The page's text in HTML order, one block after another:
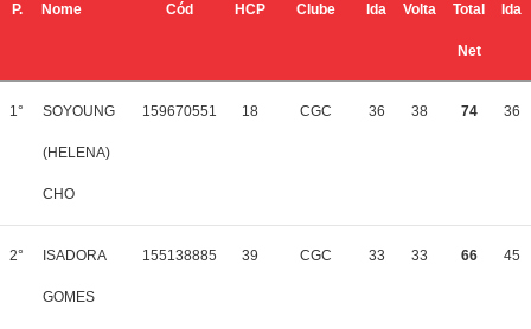
P. Nome Cód HCP Clube Ida Volta Total
Net
Ida
1° SOYOUNG
(HELENA)
CHO
159670551 18 CGC 36 38 74 36
2° ISADORA
GOMES
155138885 39 CGC 33 33 66 45